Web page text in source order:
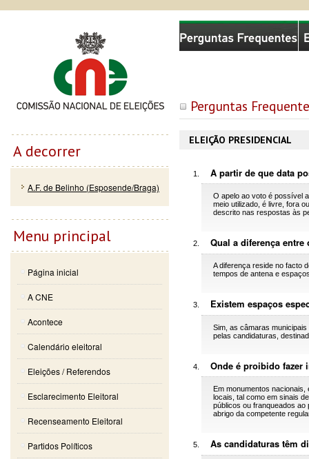
Perguntas
ELEIÇÃO PRESIDENCIAL
A partir de que data
O apelo ao voto é possível
meio utilizado, é livre, fora
descrito nas respostas às
Qual a diferença
A diferença reside no facto
tempos de antena e
Existem espaços
Sim, as câmaras
pelas candidaturas,
Onde é proibido fazer
Em monumentos
locais, tal como em sinais
públicos ou franqueados ao
abrigo da competente
As candidaturas têm
Comissão Nacional de Eleições
A decorrer
A.F. de Belinho (Esposende/Braga)
Menu principal
Página inicial
A CNE
Acontece
Calendário eleitoral
Eleições / Referendos
Esclarecimento Eleitoral
Recenseamento Eleitoral
Partidos Políticos